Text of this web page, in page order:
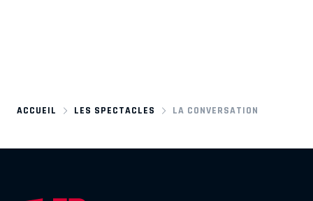
ACCUEIL LES SPECTACLES LA CONVERSATION